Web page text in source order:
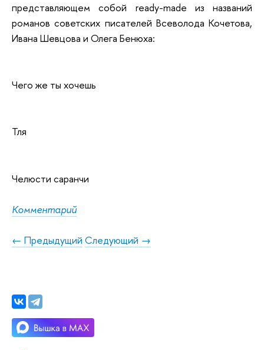
представляющем собой ready-made из названий
романов советских писателей Всеволода Кочетова,
Ивана Шевцова и Олега Бенюха:
Чего же ты хочешь
Тля
Челюсти саранчи
Комментарий
← Предыдущий Следующий →